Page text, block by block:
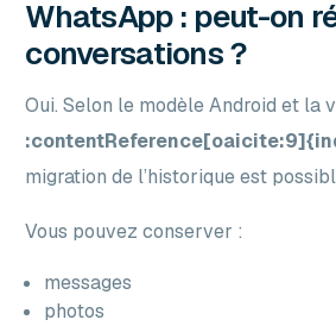
WhatsApp : peut-on
conversations ?
Oui. Selon le modèle Android et la
migration de l’historique est
Vous pouvez conserver :
messages
photos